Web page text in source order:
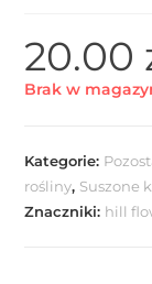
20.00
Brak w
Kategorie:
rośliny, Suszone
Znaczniki: hill